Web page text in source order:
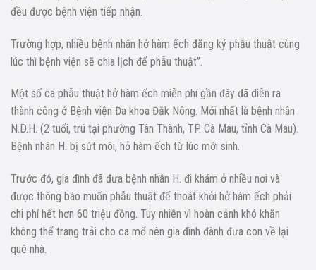
đều được bệnh viện tiếp nhận.
Trường hợp, nhiều bệnh nhân hở hàm ếch đăng ký phẫu thuật cùng
lúc thì bệnh viện sẽ chia lịch để phẫu thuật”.
Một số ca phẫu thuật hở hàm ếch miễn phí gần đây đã diễn ra
thành công ở Bệnh viện Đa khoa Đắk Nông. Mới nhất là bệnh nhân
N.D.H. (2 tuổi, trú tại phường Tân Thành, TP. Cà Mau, tỉnh Cà Mau).
Bệnh nhân H. bị sứt môi, hở hàm ếch từ lúc mới sinh.
Trước đó, gia đình đã đưa bệnh nhân H. đi khám ở nhiều nơi và
được thông báo muốn phẫu thuật để thoát khỏi hở hàm ếch phải
chi phí hết hơn 60 triệu đồng. Tuy nhiên vì hoàn cảnh khó khăn
không thể trang trải cho ca mổ nên gia đình đành đưa con về lại
quê nhà.